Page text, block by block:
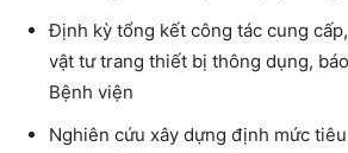
Định kỳ tổng kết công tác cung
vật tư trang thiết bị thông dụng,
Bệnh viện
Nghiên cứu xây dựng định mức